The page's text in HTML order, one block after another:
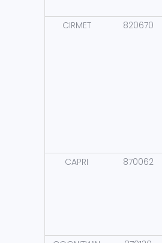
CIRMET 820670
CAPRI 870062